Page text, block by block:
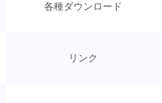
各種ダウンロード
リンク